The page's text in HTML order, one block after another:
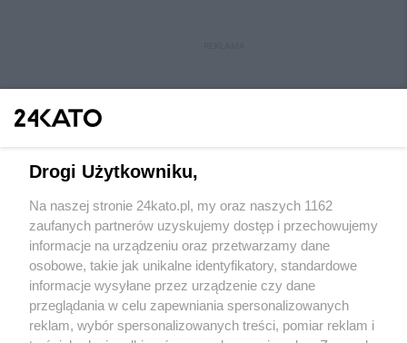
Wydawca mediów lokalnych
Drogi Użytkowniku,
Na naszej stronie 24kato.pl, my oraz naszych 1162
zaufanych partnerów uzyskujemy dostęp i przechowujemy
informacje na urządzeniu oraz przetwarzamy dane
osobowe, takie jak unikalne identyfikatory, standardowe
informacje wysyłane przez urządzenie czy dane
przeglądania w celu zapewniania spersonalizowanych
reklam, wybór spersonalizowanych treści, pomiar reklam i